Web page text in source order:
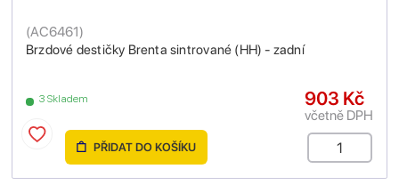
Brzdové destičky Brenta sintrované (HH) - zadní
(AC6461)
3 Skladem 903 Kč
včetně DPH
PŘIDAT DO KOŠÍKU